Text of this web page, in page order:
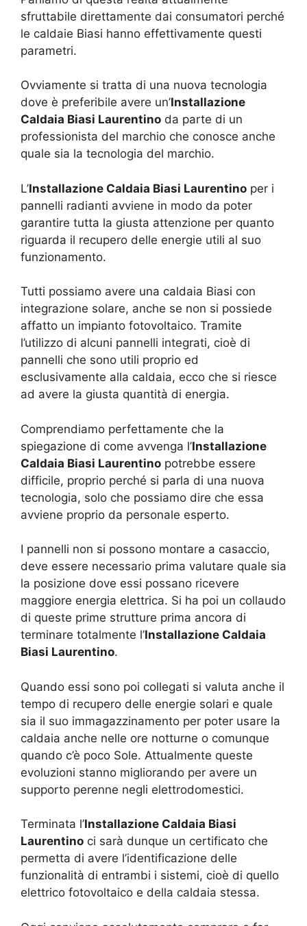
sfruttabile direttamente dai consumatori perché
le caldaie Biasi hanno effettivamente questi
parametri.
Ovviamente si tratta di una nuova tecnologia
dove è preferibile avere un’Installazione
Caldaia Biasi Laurentino da parte di un
professionista del marchio che conosce anche
quale sia la tecnologia del marchio.
L’Installazione Caldaia Biasi Laurentino per i
pannelli radianti avviene in modo da poter
garantire tutta la giusta attenzione per quanto
riguarda il recupero delle energie utili al suo
funzionamento.
Tutti possiamo avere una caldaia Biasi con
integrazione solare, anche se non si possiede
affatto un impianto fotovoltaico. Tramite
l’utilizzo di alcuni pannelli integrati, cioè di
pannelli che sono utili proprio ed
esclusivamente alla caldaia, ecco che si riesce
ad avere la giusta quantità di energia.
Comprendiamo perfettamente che la
spiegazione di come avvenga l’Installazione
Caldaia Biasi Laurentino potrebbe essere
difficile, proprio perché si parla di una nuova
tecnologia, solo che possiamo dire che essa
avviene proprio da personale esperto.
I pannelli non si possono montare a casaccio,
deve essere necessario prima valutare quale sia
la posizione dove essi possano ricevere
maggiore energia elettrica. Si ha poi un collaudo
di queste prime strutture prima ancora di
terminare totalmente l’Installazione Caldaia
Biasi Laurentino.
Quando essi sono poi collegati si valuta anche il
tempo di recupero delle energie solari e quale
sia il suo immagazzinamento per poter usare la
caldaia anche nelle ore notturne o comunque
quando c’è poco Sole. Attualmente queste
evoluzioni stanno migliorando per avere un
supporto perenne negli elettrodomestici.
Terminata l’Installazione Caldaia Biasi
Laurentino ci sarà dunque un certificato che
permetta di avere l’identificazione delle
funzionalità di entrambi i sistemi, cioè di quello
elettrico fotovoltaico e della caldaia stessa.